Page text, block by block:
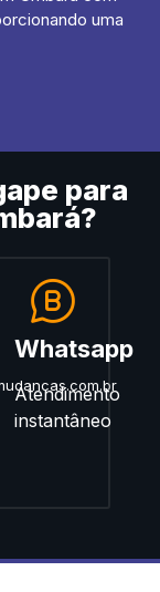
uma
para
Whatsapp
Atendimento
instantâneo